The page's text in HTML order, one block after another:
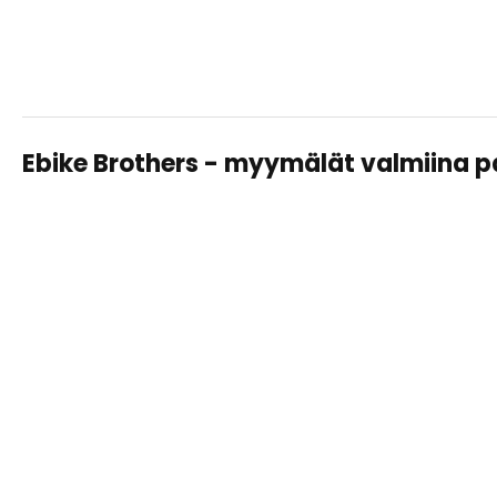
Ebike Brothers - myymälät valmiina